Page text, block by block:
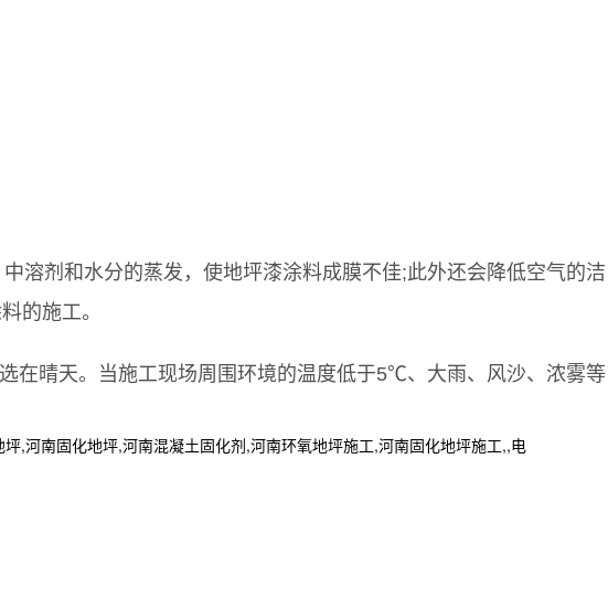
溶剂和水分的蒸发，使地坪漆涂料成膜不佳;此外还会降低空气的洁
的施工。
在晴天。当施工现场周围环境的温度低于5℃、大雨、风沙、浓雾等
,河南固化地坪,河南混凝土固化剂,河南环氧地坪施工,河南固化地坪施工,,电